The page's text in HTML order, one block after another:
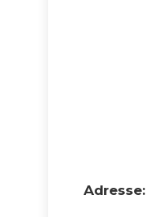
Adresse: